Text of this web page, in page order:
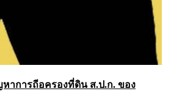
าการถีอครองที่ดิน ส.ป.ก. ของ